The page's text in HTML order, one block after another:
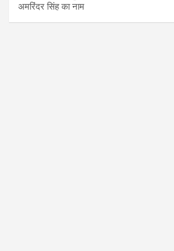
अमरिंदर सिंह का नाम